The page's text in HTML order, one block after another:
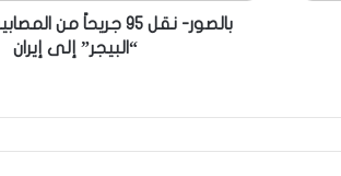
بالصور- نقل 95 جريحاً من
“البيجر” إلى إيران